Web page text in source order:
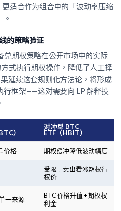
适合作为组合中的「波动率压缩
。
的策略验证
兑期权策略在公开市场中的实际
式执行期权操作，降低了人工择
延续这套规则化方法论，将形成
行框架——这对需要向 LP 解释投
）
对冲型 BTC
ETF（HBIT）
价格 期权缓冲降低波动幅度
受限于卖出看涨期权行
权价
一来源
BTC 价格升值 + 期权权
利金